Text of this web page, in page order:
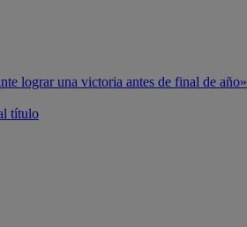
lograr una victoria antes de final de año»
título